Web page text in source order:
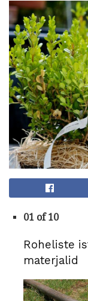
01 of 10
Roheliste
materjalid